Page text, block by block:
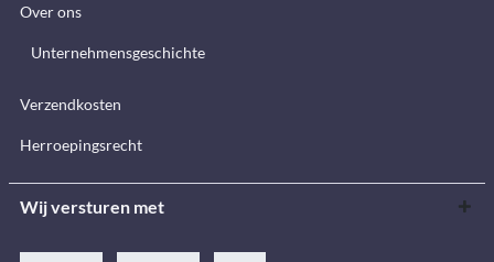
Over ons
Unternehmensgeschichte
Verzendkosten
Herroepingsrecht
Wij versturen met